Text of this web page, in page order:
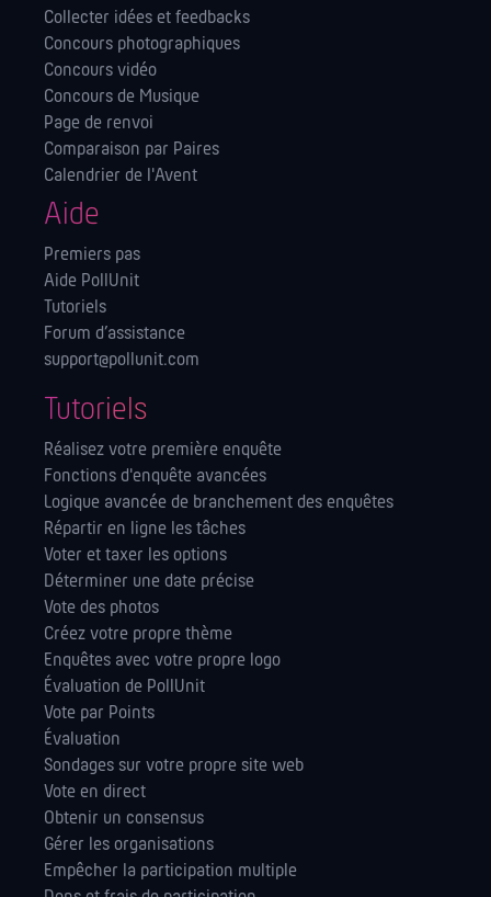
Collecter idées et feedbacks
Concours photographiques
Concours vidéo
Concours de Musique
Page de renvoi
Comparaison par Paires
Calendrier de l'Avent
Aide
Premiers pas
Aide PollUnit
Tutoriels
Forum d’assistance
support@pollunit.com
Tutoriels
Réalisez votre première enquête
Fonctions d'enquête avancées
Logique avancée de branchement des enquêtes
Répartir en ligne les tâches
Voter et taxer les options
Déterminer une date précise
Vote des photos
Créez votre propre thème
Enquêtes avec votre propre logo
Évaluation de PollUnit
Vote par Points
Évaluation
Sondages sur votre propre site web
Vote en direct
Obtenir un consensus
Gérer les orga­nisations
Empêcher la participation multiple